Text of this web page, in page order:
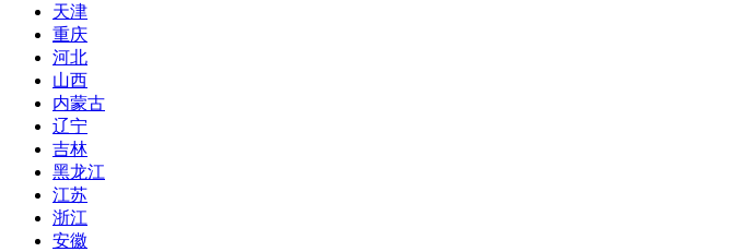
天津
重庆
河北
山西
内蒙古
辽宁
吉林
黑龙江
江苏
浙江
安徽